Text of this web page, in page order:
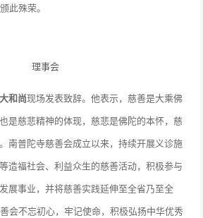
此殊荣。
理事会
和尚现场发表致辞。他表示，慈善是大乘佛
是慈悲精神的体现，慈悲是佛陀的本怀，慈
南普陀寺慈善会成立以来，持续开展义诊施
造福社会、利益众生的慈善活动，积极参与
展事业，并将慈善实践延伸至全省乃至全
会不忘初心，牢记使命，积极弘扬中华优秀